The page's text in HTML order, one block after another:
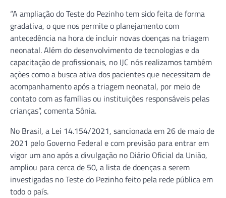
“A ampliação do Teste do Pezinho tem sido feita de forma
gradativa, o que nos permite o planejamento com
antecedência na hora de incluir novas doenças na triagem
neonatal. Além do desenvolvimento de tecnologias e da
capacitação de profissionais, no IJC nós realizamos também
ações como a busca ativa dos pacientes que necessitam de
acompanhamento após a triagem neonatal, por meio de
contato com as famílias ou instituições responsáveis pelas
crianças”, comenta Sônia.
No Brasil, a Lei 14.154/2021, sancionada em 26 de maio de
2021 pelo Governo Federal e com previsão para entrar em
vigor um ano após a divulgação no Diário Oficial da União,
ampliou para cerca de 50, a lista de doenças a serem
investigadas no Teste do Pezinho feito pela rede pública em
todo o país.